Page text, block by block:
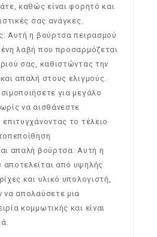
καθώς είναι φορητό και
σας ανάγκες.
Αυτή η βούρτσα πειρασμού
λαβή που προσαρμόζεται
σας, καθιστώντας την
απαλή στους ελιγμούς.
για μεγάλο
να αισθάνεστε
το τέλειο
απαλή βούρτσα: Αυτή η
από υψηλής
και υλικό υπολογιστή,
να απολαύσετε μια
κομμωτικής και είναι